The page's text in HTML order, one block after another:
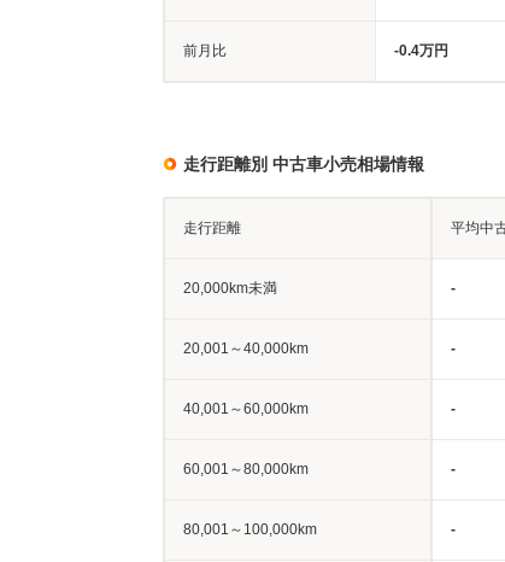
前月比 -0.4万円
走行距離別 中古車小売相場情報
走行距離 平均中
20,000km未満 -
20,001～40,000km -
40,001～60,000km -
60,001～80,000km -
80,001～100,000km -